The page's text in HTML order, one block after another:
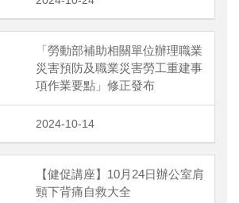
「勞動部補助相關單位辦理職業
災害預防及職業災害勞工重建事
項作業要點」修正發布
2024-10-14
【健促講座】10月24日辦公室肩
頸下背痛自救大全